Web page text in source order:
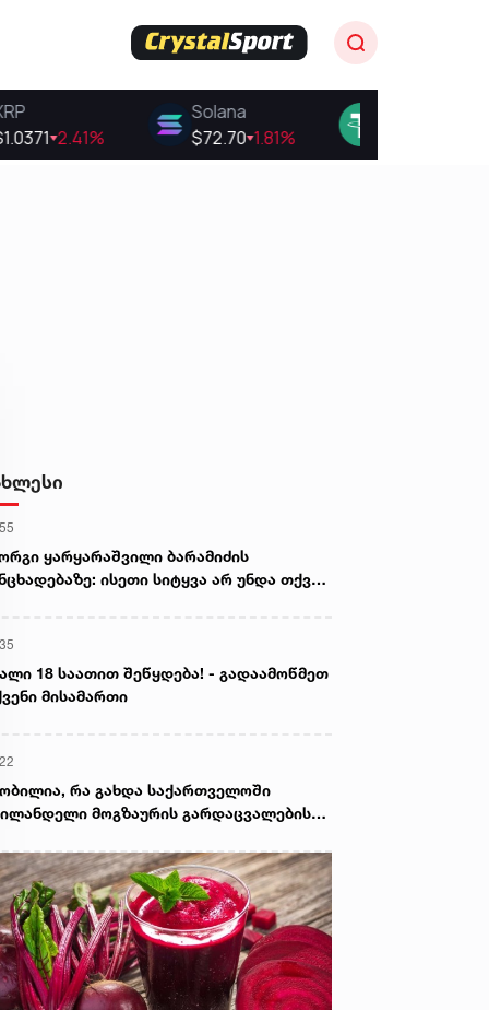
ყარყარაშვილი ბარამიძის
ისეთი სიტყვა არ უნდა თქვა,
წარმოაჩენს, შენი სიტყვები
და რუსული სააგენტოების მიერ
წაღებული და ყველა ქართველს
18 საათით შეწყდება! - გადაამოწმეთ
მისამართი
რა გახდა საქართველოში
მოგზაურის გარდაცვალების